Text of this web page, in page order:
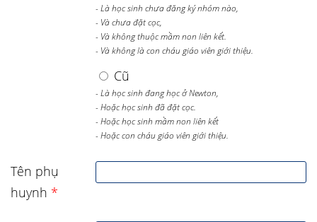
- Là học sinh chưa đăng ký nhóm nào,
- Và chưa đặt cọc,
- Và không thuộc mầm non liên kết.
- Và không là con cháu giáo viên giới thiệu.
Cũ
- Là học sinh đang học ở Newton,
- Hoặc học sinh đã đặt cọc.
- Hoặc học sinh mầm non liên kết
- Hoặc con cháu giáo viên giới thiệu.
Tên phụ
huynh *